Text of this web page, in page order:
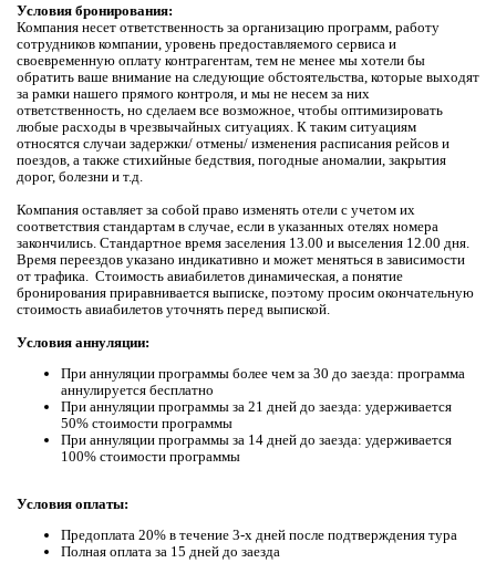
Условия бронирования:
Компания несет ответственность за организацию программ, работу
сотрудников компании, уровень предоставляемого сервиса и
своевременную оплату контрагентам, тем не менее мы хотели бы
обратить ваше внимание на следующие обстоятельства, которые выходят
за рамки нашего прямого контроля, и мы не несем за них
ответственность, но сделаем все возможное, чтобы оптимизировать
любые расходы в чрезвычайных ситуациях. К таким ситуациям
относятся случаи задержки/ отмены/ изменения расписания рейсов и
поездов, а также стихийные бедствия, погодные аномалии, закрытия
дорог, болезни и т.д.
Компания оставляет за собой право изменять отели с учетом их
соответствия стандартам в случае, если в указанных отелях номера
закончились. Стандартное время заселения 13.00 и выселения 12.00 дня.
Время переездов указано индикативно и может меняться в зависимости
от трафика. Стоимость авиабилетов динамическая, а понятие
бронирования приравнивается выписке, поэтому просим окончательную
стоимость авиабилетов уточнять перед выпиской.
Условия аннуляции:
При аннуляции программы более чем за 30 до заезда: программа
аннулируется бесплатно
При аннуляции программы за 21 дней до заезда: удерживается
50% стоимости программы
При аннуляции программы за 14 дней до заезда: удерживается
100% стоимости программы
Условия оплаты:
Предоплата 20% в течение 3-х дней после подтверждения тура
Полная оплата за 15 дней до заезда